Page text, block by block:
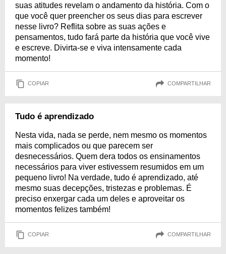
suas atitudes revelam o andamento da história. Com o
que você quer preencher os seus dias para escrever
nesse livro? Reflita sobre as suas ações e
pensamentos, tudo fará parte da história que você vive
e escreve. Divirta-se e viva intensamente cada
momento!
COPIAR COMPARTILHAR
Tudo é aprendizado
Nesta vida, nada se perde, nem mesmo os momentos
mais complicados ou que parecem ser
desnecessários. Quem dera todos os ensinamentos
necessários para viver estivessem resumidos em um
pequeno livro! Na verdade, tudo é aprendizado, até
mesmo suas decepções, tristezas e problemas. É
preciso enxergar cada um deles e aproveitar os
momentos felizes também!
COPIAR COMPARTILHAR